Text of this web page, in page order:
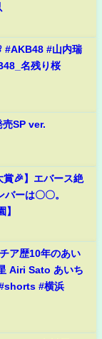
#AKB48 #山内瑞
名残り桜
SP ver.
賞🎉】エバース絶
バーは〇〇。
】
ア歴10年のあい
Airi Sato あいち
#横浜